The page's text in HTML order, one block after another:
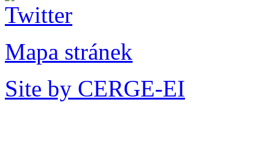
Mapa stránek
Site by CERGE-EI